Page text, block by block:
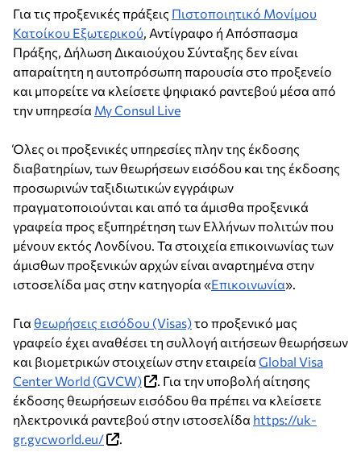
Για τις προξενικές πράξεις Πιστοποιητικό Μονίμου
Κατοίκου Εξωτερικού, Αντίγραφο ή Απόσπασμα
Πράξης, Δήλωση Δικαιούχου Σύνταξης δεν είναι
απαραίτητη η αυτοπρόσωπη παρουσία στο προξενείο
και μπορείτε να κλείσετε ψηφιακό ραντεβού μέσα από
την υπηρεσία My Consul Live
Όλες οι προξενικές υπηρεσίες πλην της έκδοσης
διαβατηρίων, των θεωρήσεων εισόδου και της έκδοσης
προσωρινών ταξιδιωτικών εγγράφων
πραγματοποιούνται και από τα άμισθα προξενικά
γραφεία προς εξυπηρέτηση των Ελλήνων πολιτών που
μένουν εκτός Λονδίνου. Τα στοιχεία επικοινωνίας των
άμισθων προξενικών αρχών είναι αναρτημένα στην
ιστοσελίδα μας στην κατηγορία «Επικοινωνία».
Για θεωρήσεις εισόδου (Visas)το προξενικό μας
γραφείο έχει αναθέσει τη συλλογή αιτήσεων θεωρήσεων
και βιομετρικών στοιχείων στην εταιρεία Global Visa
Center World (GVCW)
. Για την υποβολή αίτησης
έκδοσης θεωρήσεων εισόδου θα πρέπει να κλείσετε
ηλεκτρονικά ραντεβού στην ιστοσελίδα https://uk-
gr.gvcworld.eu/
.